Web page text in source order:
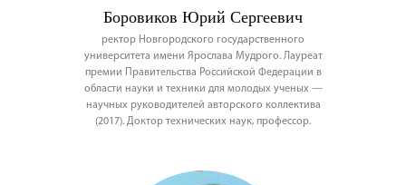
Боровиков Юрий Сергеевич
ректор Новгородского государственного
университета имени Ярослава Мудрого. Лауреат
премии Правительства Российской Федерации в
области науки и техники для молодых ученых —
научных руководителей авторского коллектива
(2017). Доктор технических наук, профессор.